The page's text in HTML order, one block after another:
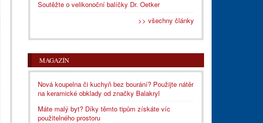
Soutěžte o velikonoční balíčky Dr. Oetker
>> všechny články
MAGAZÍN
Nová koupelna či kuchyň bez bourání? Použijte nátěr
na keramické obklady od značky Balakryl
Máte malý byt? Díky těmto tipům získáte víc
použitelného prostoru